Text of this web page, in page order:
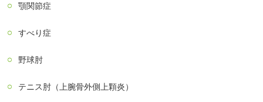
顎関節症
すべり症
野球肘
テニス肘（上腕骨外側上顆炎）